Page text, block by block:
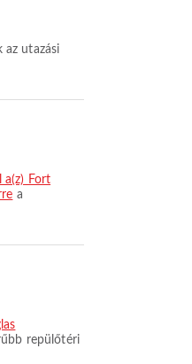
az utazási
a(z) Fort
a
repülőtéri